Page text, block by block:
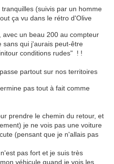
(suivis par un homme
ça vu dans le rétro d'Olive
un beau 200 au compteur
sans qui j'aurais peut-être
conditions rudes" ! !
partout sur nos territoires
pas tout à fait comme
prendre le chemin du retour, et
je ne vois pas une voiture
(pensant que je n'allais pas
pas fort et je suis très
véhicule quand je vois les